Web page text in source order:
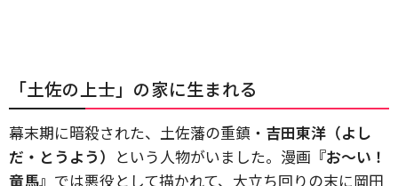
「土佐の上士」の家に生まれる
幕末期に暗殺された、土佐藩の重鎮・ 吉田東洋（よし
だ・とうよう） という人物がいました。漫画 『お～い！
竜馬』 では悪役として描かれて、大立ち回りの末に岡田